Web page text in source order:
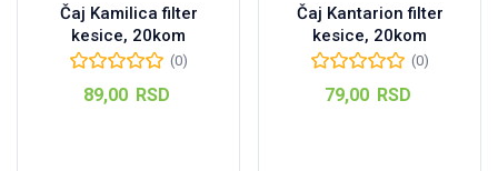
Čaj Kamilica filter
kesice, 20kom
(0)
89,00 RSD
Čaj Kantarion filter
kesice, 20kom
(0)
79,00 RSD